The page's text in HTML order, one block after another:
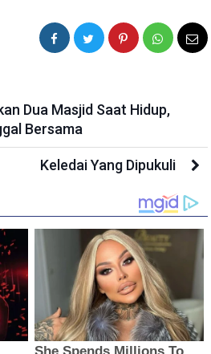
Dua Masjid Saat Hidup,
Bersama
Keledai Yang Dipukuli